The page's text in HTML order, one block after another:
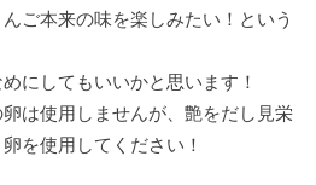
ご本来の味を楽しみたい！という
にしてもいいかと思います！
は使用しませんが、艶をだし見栄
を使用してください！